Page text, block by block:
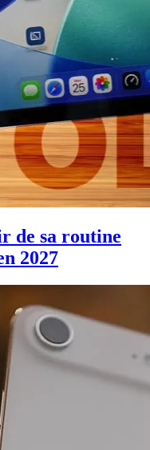
de sa routine
2027